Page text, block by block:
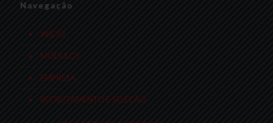
Navegação
INÍCIO
MÓDULOS
EMPRESA
RECRUTAMENTO E SELEÇÃO